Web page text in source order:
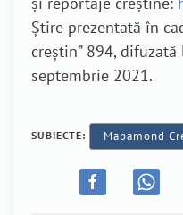
Știre prezentată în
creștin” 894, difuzată
septembrie 2021.
SUBIECTE: Mapamond